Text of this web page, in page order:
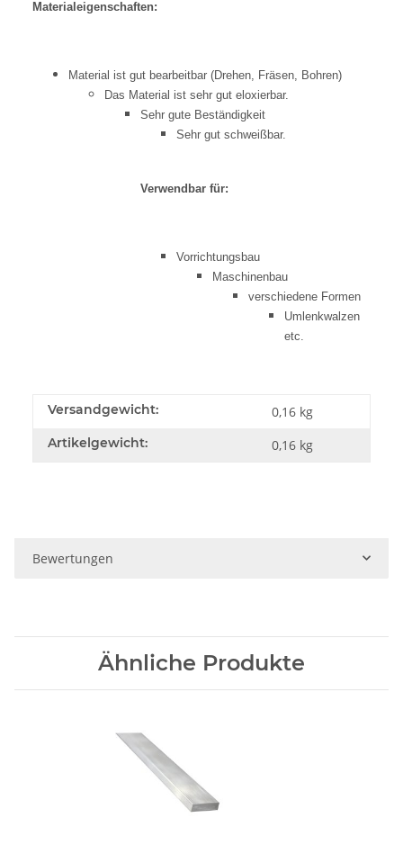
Materialeigenschaften:
Material ist gut bearbeitbar (Drehen, Fräsen, Bohren)
Das Material ist sehr gut eloxierbar.
Sehr gute Beständigkeit
Sehr gut schweißbar.
Verwendbar für:
Vorrichtungsbau
Maschinenbau
verschiedene Formen
Umlenkwalzen
etc.
Versandgewicht: 0,16 kg
Artikelgewicht: 0,16 kg
Bewertungen
Ähnliche Produkte